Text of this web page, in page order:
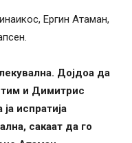
Ергин Атаман,
Дојдоа да
тим и Димитрис
испратија
сакаат да го